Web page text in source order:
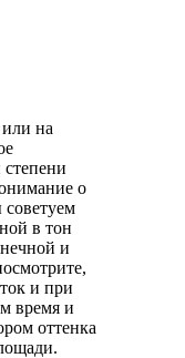
на
о
советуем
в тон
и
и при
время и
оттенка